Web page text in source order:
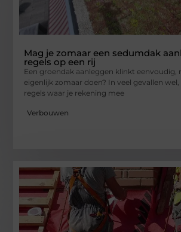
Mag je zomaar een sedumdak
regels op een rij
Een groendak aanleggen klinkt eenvoudig,
eigenlijk zomaar doen? In veel gevallen
regels waar je rekening mee
Verbouwen